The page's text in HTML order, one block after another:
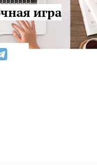
игра